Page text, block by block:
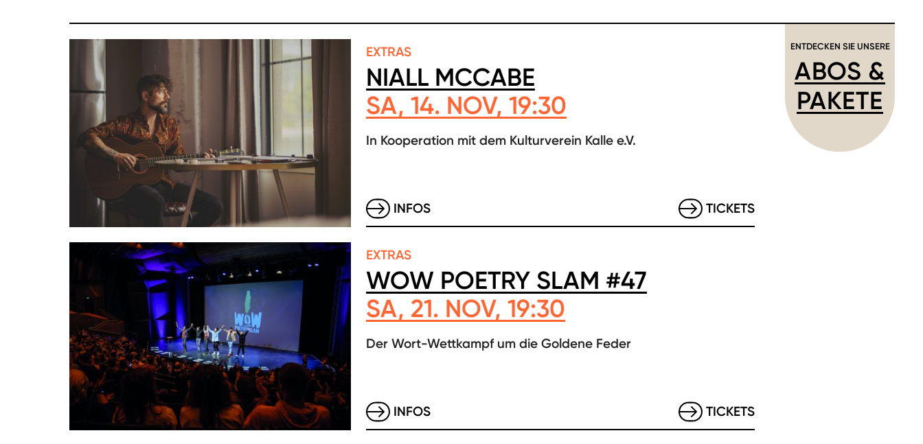
EXTRAS
NIALL MCCABE
SA, 14. NOV, 19:30
In Kooperation mit dem Kulturverein Kalle e.V.
INFOS TICKETS
EXTRAS
WOW POETRY SLAM #47
SA, 21. NOV, 19:30
Der Wort-Wettkampf um die Goldene Feder
INFOS TICKETS
ENTDECKEN SIE UNSERE
ABOS &
PAKETE